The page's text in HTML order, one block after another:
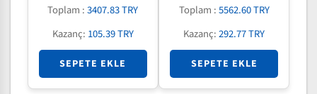
Toplam :3407.83 TRY
Kazanç: 105.39 TRY
SEPETE EKLE
Toplam :5562.60 TRY
Kazanç:292.77 TRY
SEPETE EKLE